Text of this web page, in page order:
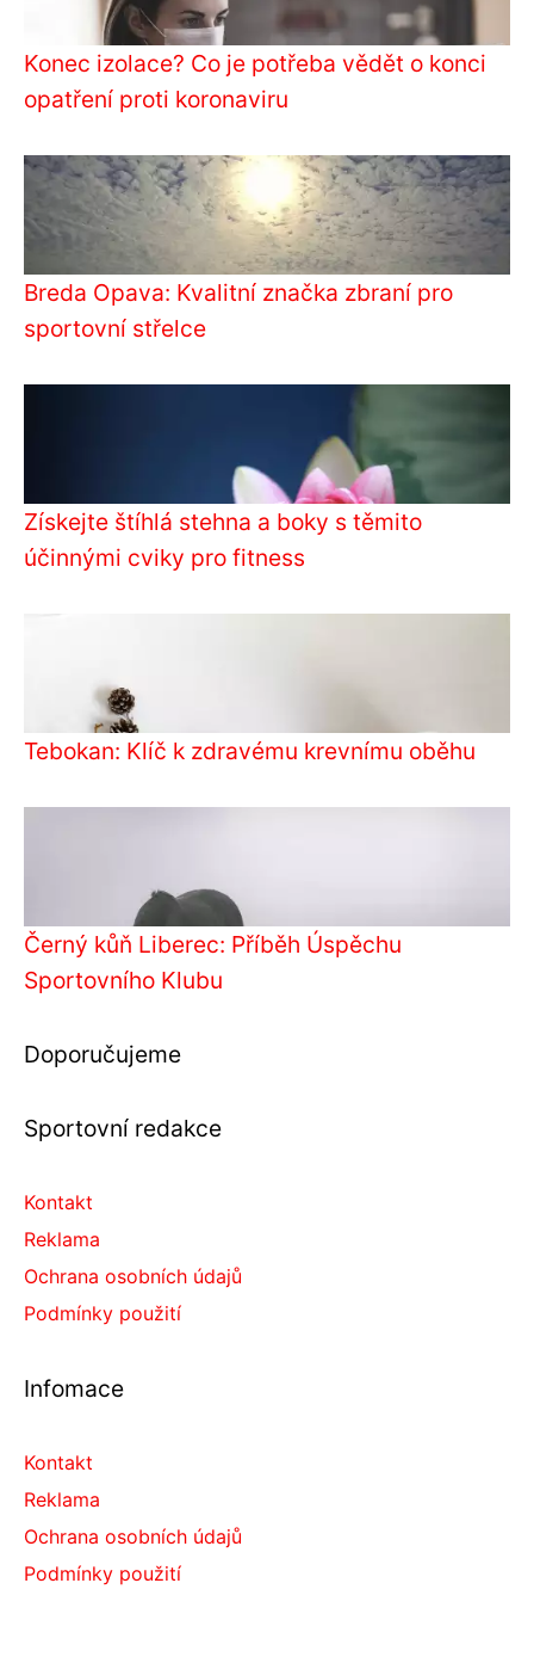
Konec izolace? Co je potřeba vědět o konci
opatření proti koronaviru
Breda Opava: Kvalitní značka zbraní pro
sportovní střelce
Získejte štíhlá stehna a boky s těmito
účinnými cviky pro fitness
Tebokan: Klíč k zdravému krevnímu oběhu
Černý kůň Liberec: Příběh Úspěchu
Sportovního Klubu
Doporučujeme
Sportovní redakce
Kontakt
Reklama
Ochrana osobních údajů
Podmínky použití
Infomace
Kontakt
Reklama
Ochrana osobních údajů
Podmínky použití